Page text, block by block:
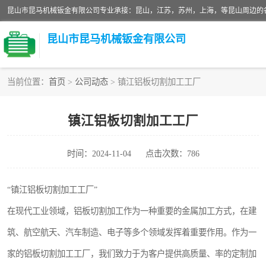
昆山市昆马机械钣金有限公司
当前位置： 首页 > 公司动态 > 镇江铝板切割加工工厂
镇江铝板切割加工工厂
时间：2024-11-04 点击次数：786
“镇江铝板切割加工工厂”
在现代工业领域，铝板切割加工作为一种重要的金属加工方式，在建
筑、航空航天、汽车制造、电子等多个领域发挥着重要作用。作为一
家的铝板切割加工工厂，我们致力于为客户提供高质量、率的定制加
不锈钢钣金加工
中纤板钣金加工
大理石拼花钣金加工
激光切割钣金加工